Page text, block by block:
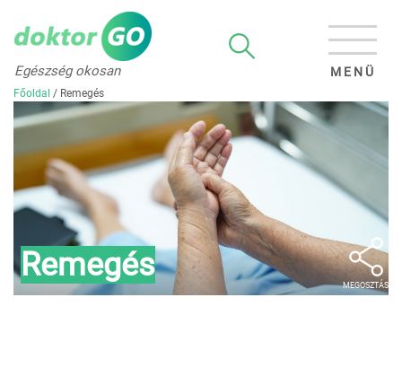
Egészség okosan MENÜ
Főoldal / Remegés
Remegés
MEGOSZTÁS